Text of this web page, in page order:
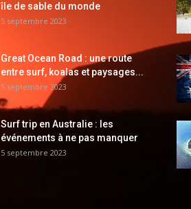
île de sable du monde
5 septembre 2023
Great Ocean Road : une route
entre surf, koalas et paysages...
5 septembre 2023
Surf trip en Australie : les
événements à ne pas manquer
5 septembre 2023